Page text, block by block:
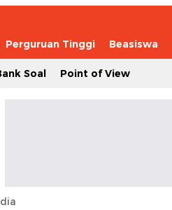
Perguruan Tinggi Beasiswa
Soal Point of View